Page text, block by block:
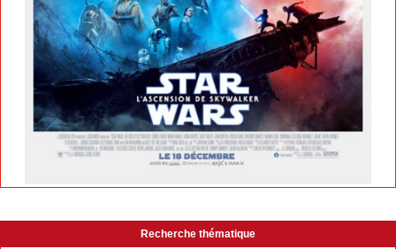
Recherche thématique